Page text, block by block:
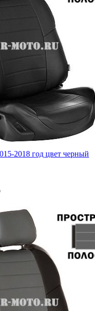
2018 год цвет черный